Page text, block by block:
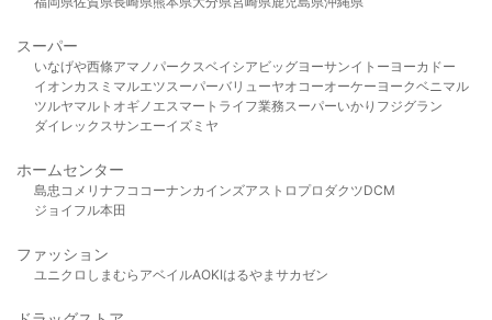
スーパー
いなげや西條アマノパークスベイシア ビッグヨーサンイトーヨーカドー
イオンカスミ マルエツスーパーバリューヤオコーオーケー ヨークベニマル
ツルヤマルト オギノ エスマート ライフ業務スーパーいかり フジグラン
ダイレックスサンエーイズミヤ
ホームセンター
島忠 コメリ ナフコ コーナンカインズアストロプロダクツDCM
ジョイフル本田
ファッション
ユニクロ しまむら アベイルAOKIはるやま サカゼン